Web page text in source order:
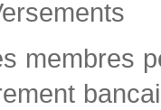
membres